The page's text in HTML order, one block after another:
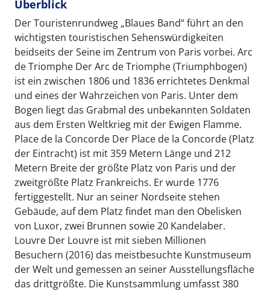
Überblick
Der Touristenrundweg „Blaues Band“ führt an den
wichtigsten touristischen Sehenswürdigkeiten
beidseits der Seine im Zentrum von Paris vorbei. Arc
de Triomphe Der Arc de Triomphe (Triumphbogen)
ist ein zwischen 1806 und 1836 errichtetes Denkmal
und eines der Wahrzeichen von Paris. Unter dem
Bogen liegt das Grabmal des unbekannten Soldaten
aus dem Ersten Weltkrieg mit der Ewigen Flamme.
Place de la Concorde Der Place de la Concorde (Platz
der Eintracht) ist mit 359 Metern Länge und 212
Metern Breite der größte Platz von Paris und der
zweitgrößte Platz Frankreichs. Er wurde 1776
fertiggestellt. Nur an seiner Nordseite stehen
Gebäude, auf dem Platz findet man den Obelisken
von Luxor, zwei Brunnen sowie 20 Kandelaber.
Louvre Der Louvre ist mit sieben Millionen
Besuchern (2016) das meistbesuchte Kunstmuseum
der Welt und gemessen an seiner Ausstellungsfläche
das drittgrößte. Die Kunstsammlung umfasst 380